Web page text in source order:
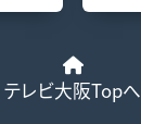
テレビ大阪Topへ